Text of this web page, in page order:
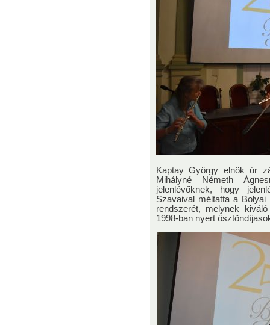
Kaptay György elnök úr
Mihályné Németh
jelenlévőknek, hogy
Szavaival méltatta a
rendszerét, melynek
1998-ban nyert